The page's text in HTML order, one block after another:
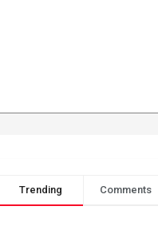
Trending Comments